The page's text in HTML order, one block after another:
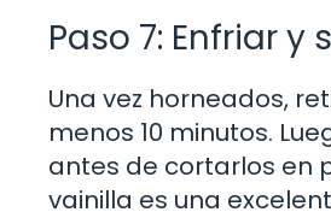
Paso 7: Enfriar y
Una vez horneados,
menos 10 minutos.
antes de cortarlos en
vainilla es una